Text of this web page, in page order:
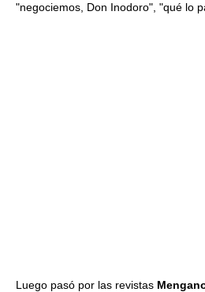
"negociemos, Don Inodoro", "qué lo
Luego pasó por las revistas